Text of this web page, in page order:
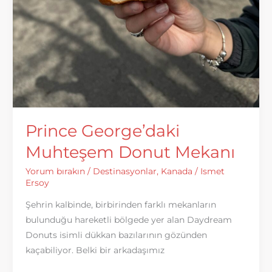
Prince George’daki
Muhteşem Donut Mekanı
Yorum bırakın / Destinasyonlar, Kanada / Ismet
Ersoy
Şehrin kalbinde, birbirinden farklı mekanların
bulunduğu hareketli bölgede yer alan Daydream
Donuts isimli dükkan bazılarının gözünden
kaçabiliyor. Belki bir arkadaşımız